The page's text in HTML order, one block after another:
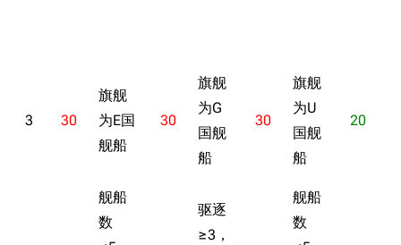
3 30
旗舰
为E国
舰船
30
旗舰
为G
国舰
船
30
旗舰
为U
国舰
船
20
舰船
数
驱逐
≥3，
舰船
数